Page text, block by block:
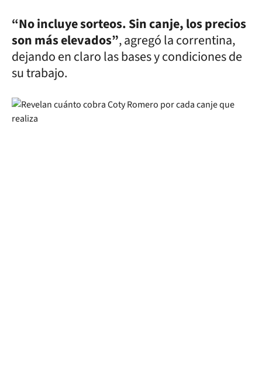
“No incluye sorteos. Sin canje, los precios
son más elevados”, agregó la correntina,
dejando en claro las bases y condiciones de
su trabajo.